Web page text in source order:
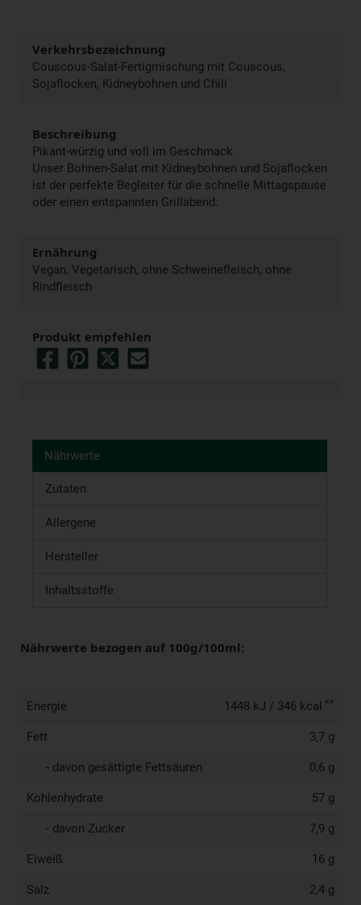
Verkehrsbezeichnung
Couscous-Salat-Fertigmischung mit Couscous,
Sojaflocken, Kidneybohnen und Chili
Beschreibung
Pikant-würzig und voll im Geschmack
Unser Bohnen-Salat mit Kidneybohnen und Sojaflocken
ist der perfekte Begleiter für die schnelle Mittagspause
oder einen entspannten Grillabend.
Ernährung
Vegan, Vegetarisch, ohne Schweinefleisch, ohne
Rindfleisch
Produkt empfehlen
Nährwerte
Zutaten
Allergene
Hersteller
Inhaltsstoffe
Nährwerte bezogen auf 100g/100ml:
Energie 1448 kJ / 346 kcal **
Fett 3,7 g
- davon gesättigte Fettsäuren 0,6 g
Kohlenhydrate 57 g
- davon Zucker 7,9 g
Eiweiß 16 g
Salz 2,4 g